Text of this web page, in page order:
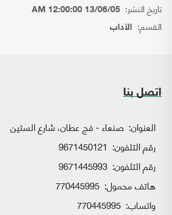
تاريخ النشر: 13/06/05 12:00:00 AM
القسم: الآداب
اتصل بنا
العنوان: صنعاء - فج عطان، شارع الستين
رقم التلفون: 9671450121
رقم التلفون: 9671445993
هاتف محمول: 770445995
واتساب: